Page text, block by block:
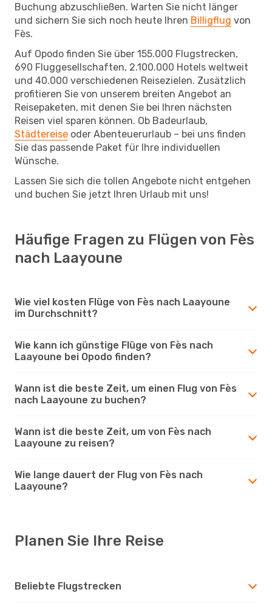
Buchung abzuschließen. Warten Sie nicht länger
und sichern Sie sich noch heute Ihren Billigflug von
Fès.
Auf Opodo finden Sie über 155.000 Flugstrecken,
690 Fluggesellschaften, 2.100.000 Hotels weltweit
und 40.000 verschiedenen Reisezielen. Zusätzlich
profitieren Sie von unserem breiten Angebot an
Reisepaketen, mit denen Sie bei Ihren nächsten
Reisen viel sparen können. Ob Badeurlaub,
Städtereise oder Abenteuerurlaub – bei uns finden
Sie das passende Paket für Ihre individuellen
Wünsche.
Lassen Sie sich die tollen Angebote nicht entgehen
und buchen Sie jetzt Ihren Urlaub mit uns!
Häufige Fragen zu Flügen von Fès
nach Laayoune
Wie viel kosten Flüge von Fès nach Laayoune
im Durchschnitt?
Wie kann ich günstige Flüge von Fès nach
Laayoune bei Opodo finden?
Wann ist die beste Zeit, um einen Flug von Fès
nach Laayoune zu buchen?
Wann ist die beste Zeit, um von Fès nach
Laayoune zu reisen?
Wie lange dauert der Flug von Fès nach
Laayoune?
Planen Sie Ihre Reise
Beliebte Flugstrecken